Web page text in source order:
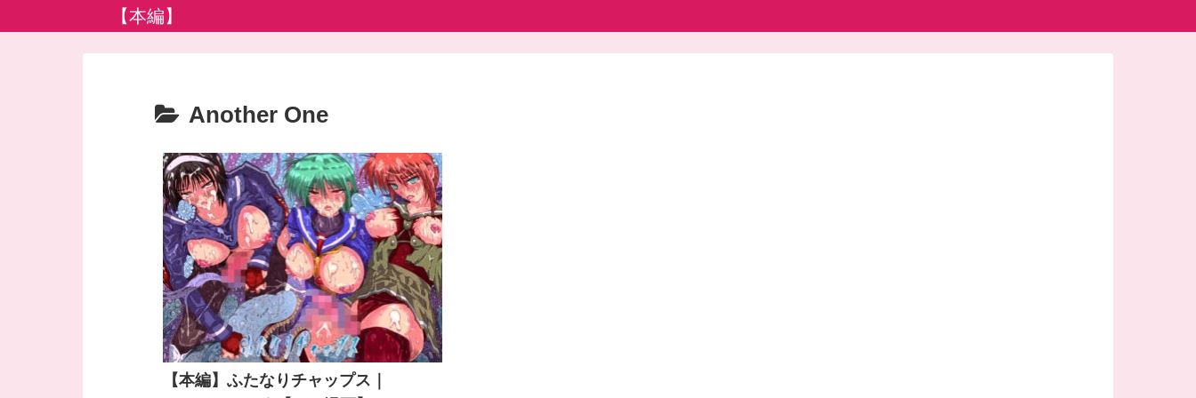
【本編】
Another One
【本編】ふたなりチャップス｜